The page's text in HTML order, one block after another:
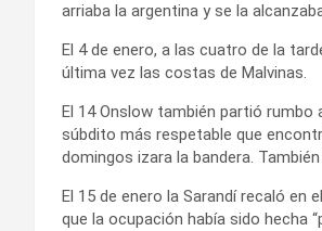
arriaba la argentina y se la
El 4 de enero, a las cuatro de la
última vez las costas de Malvinas.
El 14 Onslow también partió rumbo
súbdito más respetable que
domingos izara la bandera.
El 15 de enero la Sarandí recaló en
que la ocupación había sido hecha